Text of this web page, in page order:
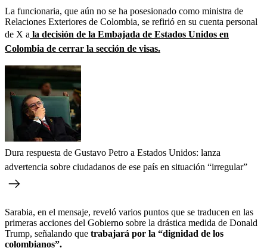
La funcionaria, que aún no se ha posesionado como ministra de
Relaciones Exteriores de Colombia, se refirió en su cuenta personal
de X a la decisión de la Embajada de Estados Unidos en
Colombia de cerrar la sección de visas.
Dura respuesta de Gustavo Petro a Estados Unidos: lanza
advertencia sobre ciudadanos de ese país en situación “irregular”
Sarabia, en el mensaje, reveló varios puntos que se traducen en las
primeras acciones del Gobierno sobre la drástica medida de Donald
Trump, señalando que trabajará por la “dignidad de los
colombianos”.